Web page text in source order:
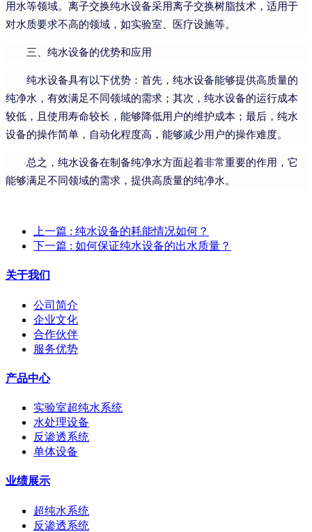
用水等领域。离子交换纯水设备采用离子交换树脂技术，适用于
对水质要求不高的领域，如实验室、医疗设施等。
三、纯水设备的优势和应用
纯水设备具有以下优势：首先，纯水设备能够提供高质量的
纯净水，有效满足不同领域的需求；其次，纯水设备的运行成本
较低，且使用寿命较长，能够降低用户的维护成本；最后，纯水
设备的操作简单，自动化程度高，能够减少用户的操作难度。
总之，纯水设备在制备纯净水方面起着非常重要的作用，它
能够满足不同领域的需求，提供高质量的纯净水。
上一篇 : 纯水设备的耗能情况如何？
下一篇 : 如何保证纯水设备的出水质量？
关于我们
公司简介
企业文化
合作伙伴
服务优势
产品中心
实验室超纯水系统
水处理设备
反渗透系统
单体设备
业绩展示
超纯水系统
反渗透系统